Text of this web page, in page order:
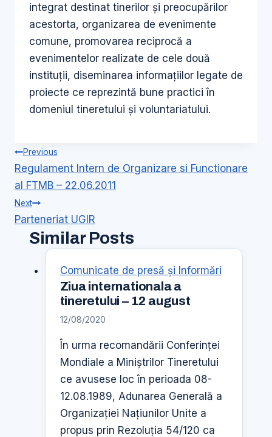
integrat destinat tinerilor și preocupărilor
acestorta, organizarea de evenimente
comune, promovarea reciprocă a
evenimentelor realizate de cele două
instituții, diseminarea informațiilor legate de
proiecte ce reprezintă bune practici în
domeniul tineretului și voluntariatului.
Navigare
în
articole
Previous
Regulament Intern de Organizare si Functionare
al FTMB – 22.06.2011
Next
Parteneriat UGIR
Similar Posts
Comunicate de presă şi Informări
Ziua internationala a
tineretului – 12 august
12/08/2020
În urma recomandării Conferinţei
Mondiale a Miniştrilor Tineretului
ce avusese loc în perioada 08-
12.08.1989, Adunarea Generală a
Organizaţiei Naţiunilor Unite a
propus prin Rezoluţia 54/120 ca